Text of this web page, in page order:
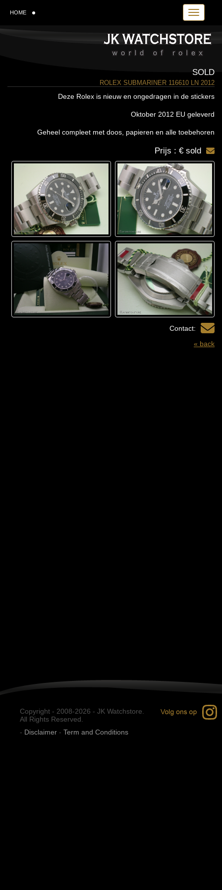
Toggle
HOME
SOLD
ROLEX SUBMARINER 116610 LN 2012
Deze Rolex is nieuw en ongedragen in de stickers
Oktober 2012 EU geleverd
Geheel compleet met doos, papieren en alle toebehoren
Prijs : € sold
Contact:
« back
Copyright - 2008-2026 - JK Watchstore.
All Rights Reserved.
- Disclaimer - Term and Conditions